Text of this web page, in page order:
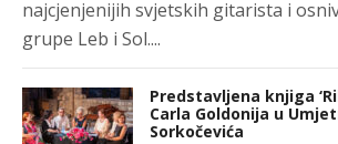
najcjenjenijih svjetskih gitarista i
grupe Leb i Sol....
Predstavljena knjiga
Carla Goldonija u
Sorkočevića